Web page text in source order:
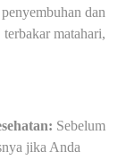
dan
matahari,
Sebelum
jika Anda